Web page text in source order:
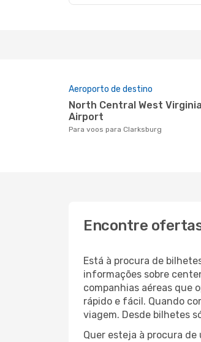
Aeroporto de destino
North Central West Virginia
Airport
Para voos para Clarksburg
Encontre
Está à procura de
informações sobre
companhias aéreas que
rápido e fácil. Quando
viagem. Desde bilhetes
Quer esteja à procura